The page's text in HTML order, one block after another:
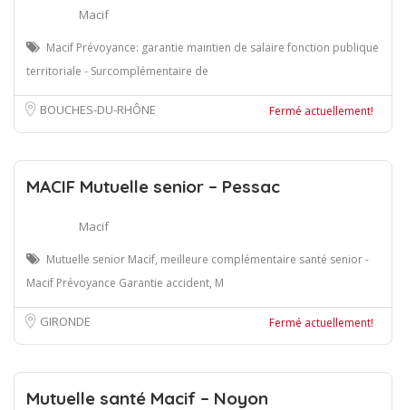
Macif
Macif Prévoyance: garantie maintien de salaire fonction publique
territoriale - Surcomplémentaire de
BOUCHES-DU-RHÔNE Fermé actuellement!
MACIF Mutuelle senior – Pessac
Macif
Mutuelle senior Macif, meilleure complémentaire santé senior -
Macif Prévoyance Garantie accident, M
GIRONDE Fermé actuellement!
Mutuelle santé Macif – Noyon